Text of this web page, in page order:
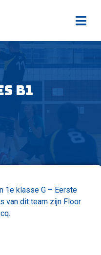
B1
1e klasse G – Eerste
van dit team zijn Floor